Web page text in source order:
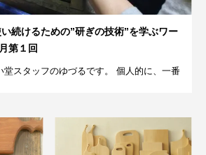
い続けるための”研ぎの技術”を学ぶワー
第１回
堂スタッフのゆづるです。 個人的に、一番